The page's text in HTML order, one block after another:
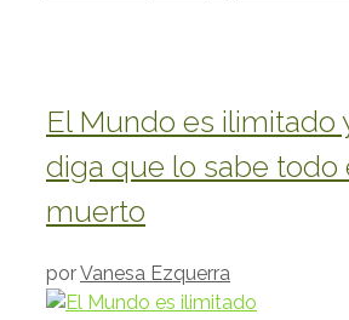
El Mundo es ilimitado
diga que lo sabe todo
muerto
porVanesa Ezquerra